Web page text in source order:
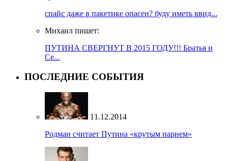
спайс даже в пакетике опасен? буду иметь ввид...
Михаил пишет:
ПУТИНА СВЕРГНУТ В 2015 ГОДУ!!! Братья и
Се...
ПОСЛЕДНИЕ СОБЫТИЯ
11.12.2014
Родман считает Путина «крутым парнем»